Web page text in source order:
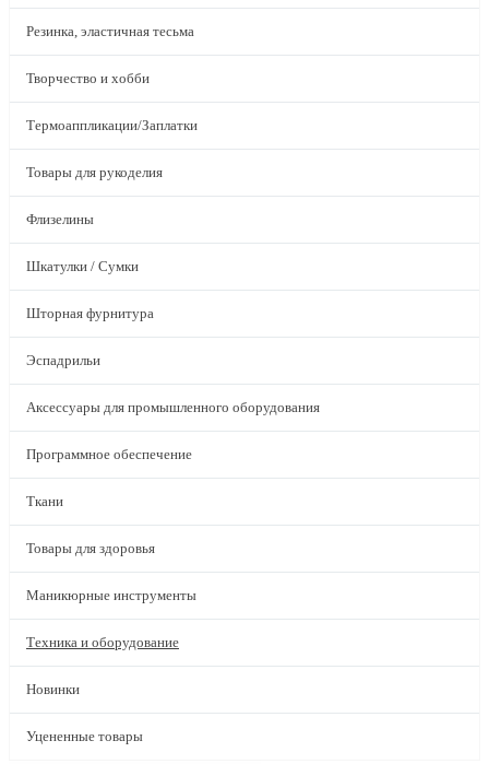
Резинка, эластичная тесьма
Творчество и хобби
Термоаппликации/Заплатки
Товары для рукоделия
Флизелины
Шкатулки / Сумки
Шторная фурнитура
Эспадрильи
Аксессуары для промышленного оборудования
Программное обеспечение
Ткани
Товары для здоровья
Маникюрные инструменты
Техника и оборудование
Новинки
Уцененные товары